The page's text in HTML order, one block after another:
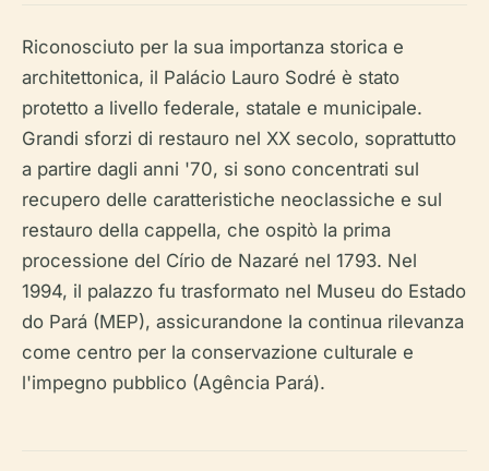
Riconosciuto per la sua importanza storica e
architettonica, il Palácio Lauro Sodré è stato
protetto a livello federale, statale e municipale.
Grandi sforzi di restauro nel XX secolo, soprattutto
a partire dagli anni '70, si sono concentrati sul
recupero delle caratteristiche neoclassiche e sul
restauro della cappella, che ospitò la prima
processione del Círio de Nazaré nel 1793. Nel
1994, il palazzo fu trasformato nel Museu do Estado
do Pará (MEP), assicurandone la continua rilevanza
come centro per la conservazione culturale e
l'impegno pubblico (Agência Pará).